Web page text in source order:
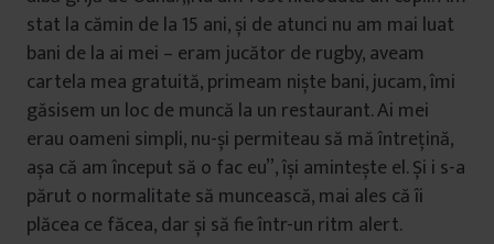
stat la cămin de la 15 ani, și de atunci nu am mai luat
bani de la ai mei – eram jucător de rugby, aveam
cartela mea gratuită, primeam niște bani, jucam, îmi
găsisem un loc de muncă la un restaurant. Ai mei
erau oameni simpli, nu-și permiteau să mă întrețină,
așa că am început să o fac eu”, își amintește el. Și i s-a
părut o normalitate să muncească, mai ales că îi
plăcea ce făcea, dar și să fie într-un ritm alert.